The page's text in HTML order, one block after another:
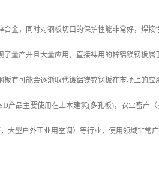
金，同时对钢板切口的保护性能非常好，焊接
量产并且大量应用，直接裸用的锌铝镁钢板属
有可能会逐渐取代镀铝镁锌钢板在市场上的应
产品主要使用在土木建筑(多孔板)，农业畜产
型户外工业用空调）等行业，使用领域非常广